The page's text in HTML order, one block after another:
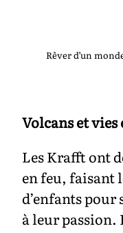
Rêver d’un
Volcans et
Les Krafft ont
en feu, faisant
d’enfants pour
à leur passion.